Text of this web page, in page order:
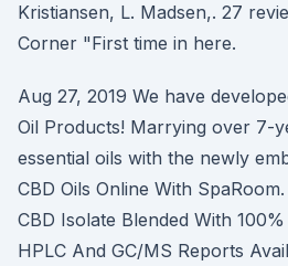
Kristiansen, L. Madsen,. 27
Corner "First time in here.
Aug 27, 2019 We have
Oil Products! Marrying over 7-
essential oils with the newly
CBD Oils Online With
CBD Isolate Blended With
HPLC And GC/MS Reports